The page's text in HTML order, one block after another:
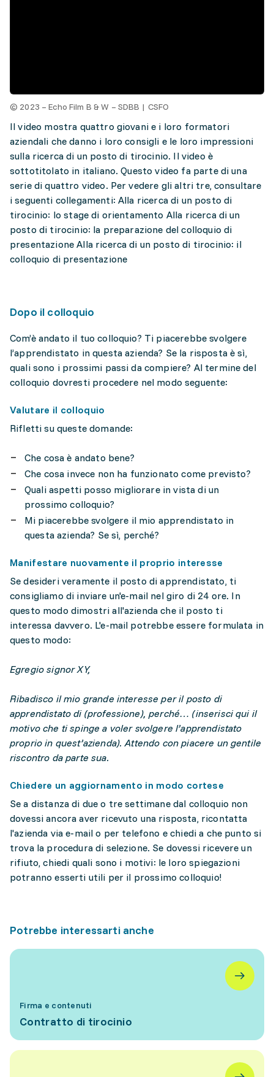
© 2023 – Echo Film B & W – SDBB | CSFO
Il video mostra quattro giovani e i loro formatori
aziendali che danno i loro consigli e le loro impressioni
sulla ricerca di un posto di tirocinio. Il video è
sottotitolato in italiano. Questo video fa parte di una
serie di quattro video. Per vedere gli altri tre, consultare
i seguenti collegamenti: Alla ricerca di un posto di
tirocinio: lo stage di orientamento Alla ricerca di un
posto di tirocinio: la preparazione del colloquio di
presentazione Alla ricerca di un posto di tirocinio: il
colloquio di presentazione
Dopo il colloquio
Com’è andato il tuo colloquio? Ti piacerebbe svolgere
l’apprendistato in questa azienda? Se la risposta è sì,
quali sono i prossimi passi da compiere? Al termine del
colloquio dovresti procedere nel modo seguente:
Valutare il colloquio
Rifletti su queste domande:
Che cosa è andato bene?
Che cosa invece non ha funzionato come previsto?
Quali aspetti posso migliorare in vista di un
prossimo colloquio?
Mi piacerebbe svolgere il mio apprendistato in
questa azienda? Se sì, perché?
Manifestare nuovamente il proprio interesse
Se desideri veramente il posto di apprendistato, ti
consigliamo di inviare un'e-mail nel giro di 24 ore. In
questo modo dimostri all'azienda che il posto ti
interessa davvero. L'e-mail potrebbe essere formulata in
questo modo:
Egregio signor XY,
Ribadisco il mio grande interesse per il posto di
apprendistato di (professione), perché… (inserisci qui il
motivo che ti spinge a voler svolgere l’apprendistato
proprio in quest’azienda). Attendo con piacere un gentile
riscontro da parte sua.
Chiedere un aggiornamento in modo cortese
Se a distanza di due o tre settimane dal colloquio non
dovessi ancora aver ricevuto una risposta, ricontatta
l'azienda via e-mail o per telefono e chiedi a che punto si
trova la procedura di selezione. Se dovessi ricevere un
rifiuto, chiedi quali sono i motivi: le loro spiegazioni
potranno esserti utili per il prossimo colloquio!
Potrebbe interessarti anche
Firma e contenuti
Contratto di tirocinio